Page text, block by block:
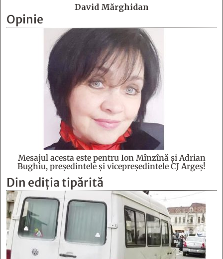
David Mărghidan
Opinie
Mesajul acesta este pentru Ion Mînzînă şi Adrian
Bughiu, preşedintele şi vicepreşedintele CJ Argeş!
Din ediția tipărită